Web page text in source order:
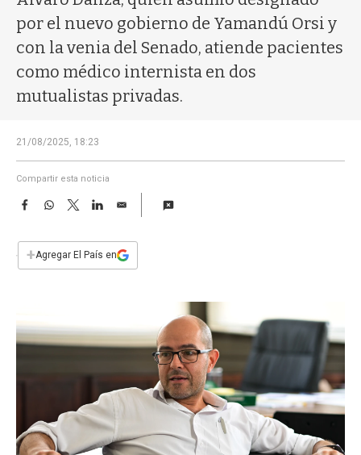
por el nuevo gobierno de Yamandú Orsi y
con la venia del Senado, atiende pacientes
como médico internista en dos
mutualistas privadas.
21/08/2025, 18:23
Compartir esta noticia
F
e
b
W
s
T
w
t
L
E
i
l
+Agregar El País en